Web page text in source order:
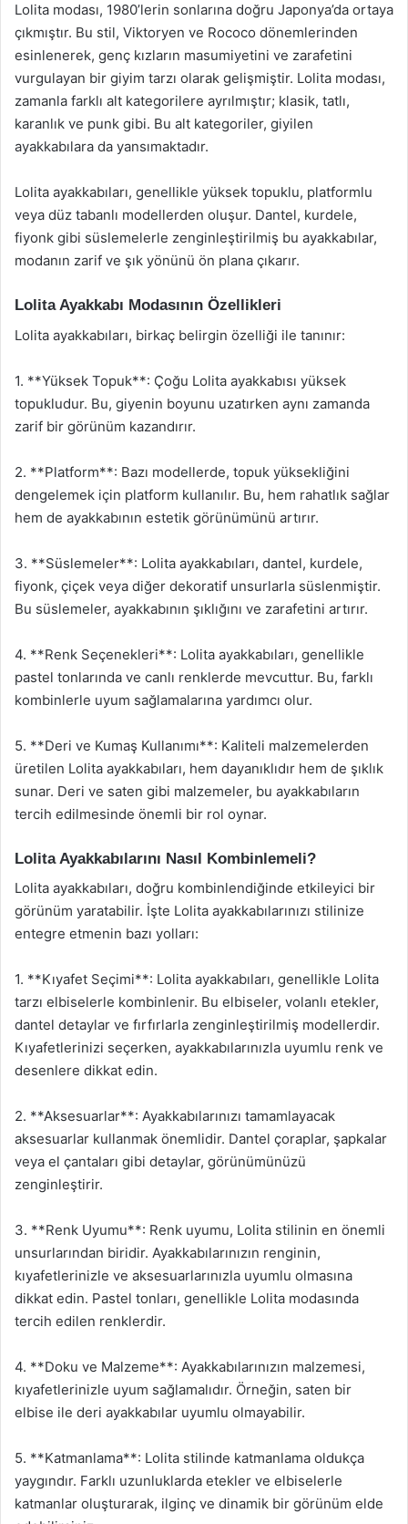
Lolita modası, 1980’lerin sonlarına doğru Japonya’da ortaya
çıkmıştır. Bu stil, Viktoryen ve Rococo dönemlerinden
esinlenerek, genç kızların masumiyetini ve zarafetini
vurgulayan bir giyim tarzı olarak gelişmiştir. Lolita modası,
zamanla farklı alt kategorilere ayrılmıştır; klasik, tatlı,
karanlık ve punk gibi. Bu alt kategoriler, giyilen
ayakkabılara da yansımaktadır.
Lolita ayakkabıları, genellikle yüksek topuklu, platformlu
veya düz tabanlı modellerden oluşur. Dantel, kurdele,
fiyonk gibi süslemelerle zenginleştirilmiş bu ayakkabılar,
modanın zarif ve şık yönünü ön plana çıkarır.
Lolita Ayakkabı Modasının Özellikleri
Lolita ayakkabıları, birkaç belirgin özelliği ile tanınır:
1. **Yüksek Topuk**: Çoğu Lolita ayakkabısı yüksek
topukludur. Bu, giyenin boyunu uzatırken aynı zamanda
zarif bir görünüm kazandırır.
2. **Platform**: Bazı modellerde, topuk yüksekliğini
dengelemek için platform kullanılır. Bu, hem rahatlık sağlar
hem de ayakkabının estetik görünümünü artırır.
3. **Süslemeler**: Lolita ayakkabıları, dantel, kurdele,
fiyonk, çiçek veya diğer dekoratif unsurlarla süslenmiştir.
Bu süslemeler, ayakkabının şıklığını ve zarafetini artırır.
4. **Renk Seçenekleri**: Lolita ayakkabıları, genellikle
pastel tonlarında ve canlı renklerde mevcuttur. Bu, farklı
kombinlerle uyum sağlamalarına yardımcı olur.
5. **Deri ve Kumaş Kullanımı**: Kaliteli malzemelerden
üretilen Lolita ayakkabıları, hem dayanıklıdır hem de şıklık
sunar. Deri ve saten gibi malzemeler, bu ayakkabıların
tercih edilmesinde önemli bir rol oynar.
Lolita Ayakkabılarını Nasıl Kombinlemeli?
Lolita ayakkabıları, doğru kombinlendiğinde etkileyici bir
görünüm yaratabilir. İşte Lolita ayakkabılarınızı stilinize
entegre etmenin bazı yolları:
1. **Kıyafet Seçimi**: Lolita ayakkabıları, genellikle Lolita
tarzı elbiselerle kombinlenir. Bu elbiseler, volanlı etekler,
dantel detaylar ve fırfırlarla zenginleştirilmiş modellerdir.
Kıyafetlerinizi seçerken, ayakkabılarınızla uyumlu renk ve
desenlere dikkat edin.
2. **Aksesuarlar**: Ayakkabılarınızı tamamlayacak
aksesuarlar kullanmak önemlidir. Dantel çoraplar, şapkalar
veya el çantaları gibi detaylar, görünümünüzü
zenginleştirir.
3. **Renk Uyumu**: Renk uyumu, Lolita stilinin en önemli
unsurlarından biridir. Ayakkabılarınızın renginin,
kıyafetlerinizle ve aksesuarlarınızla uyumlu olmasına
dikkat edin. Pastel tonları, genellikle Lolita modasında
tercih edilen renklerdir.
4. **Doku ve Malzeme**: Ayakkabılarınızın malzemesi,
kıyafetlerinizle uyum sağlamalıdır. Örneğin, saten bir
elbise ile deri ayakkabılar uyumlu olmayabilir.
5. **Katmanlama**: Lolita stilinde katmanlama oldukça
yaygındır. Farklı uzunluklarda etekler ve elbiselerle
katmanlar oluşturarak, ilginç ve dinamik bir görünüm elde